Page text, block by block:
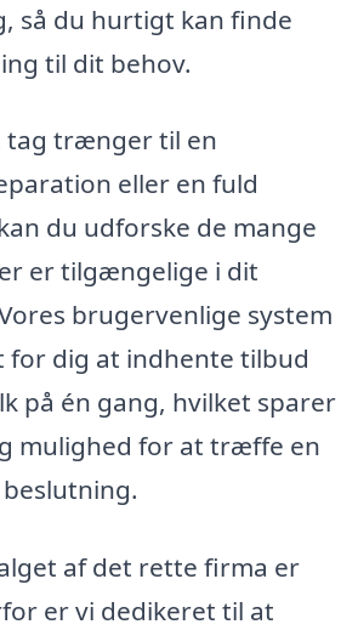
så du hurtigt kan finde
til dit behov.
tag trænger til en
eller en fuld
du udforske de mange
er tilgængelige i dit
brugervenlige system
for dig at indhente tilbud
på én gang, hvilket sparer
mulighed for at træffe en
af det rette firma er
er vi dedikeret til at